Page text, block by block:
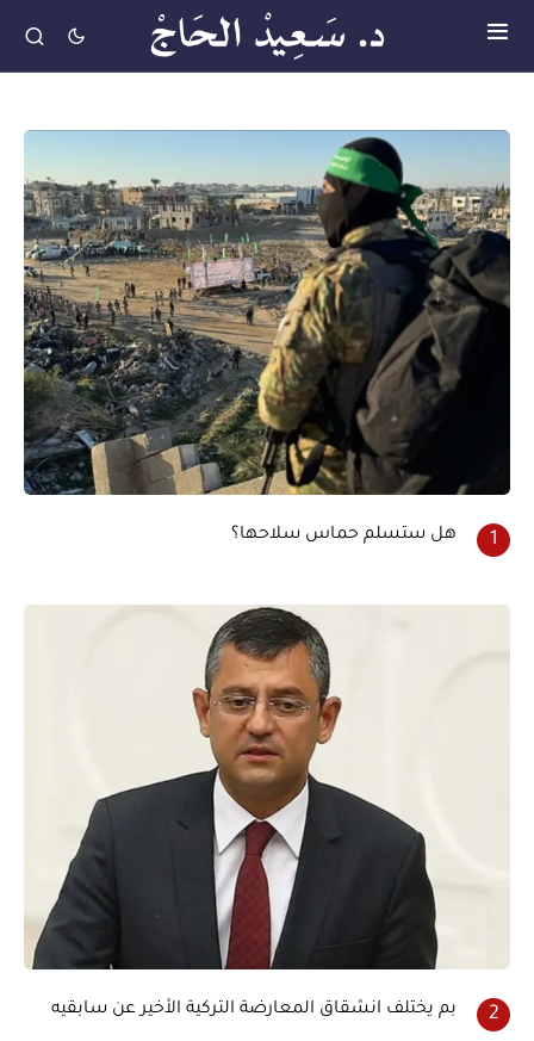
هل ستسلم حماس سلاحها؟
بم يختلف انشقاق المعارضة التركية الأخير عن سابقيه